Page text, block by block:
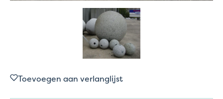
Toevoegen aan verlanglijst